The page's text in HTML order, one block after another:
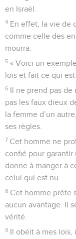
en Israël.
4 En effet, la vie de
comme celle des
mourra.
5 « Voici un
lois et fait ce qui est
6 Il ne prend pas de
pas les faux dieux
la femme d’un
ses règles.
7 Cet homme ne
confié pour garantir
donne à manger à
celui qui est nu.
8 Cet homme prête
aucun avantage. Il
vérité.
9 Il obéit à mes lois,